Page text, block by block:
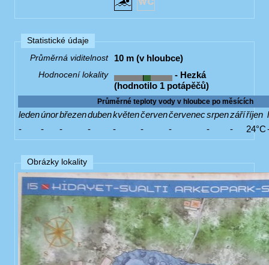
Statistické údaje
Průměrná viditelnost
10 m (v hloubce)
Hodnocení lokality
- Hezká
(hodnotilo 1 potápěčů)
Průměrné teploty vody v hloubce po měsících
ledenúnorbřezendubenkvětenčervenčervenecsrpenzáříříjen
-
- - - - - - - - 24°C
Obrázky lokality